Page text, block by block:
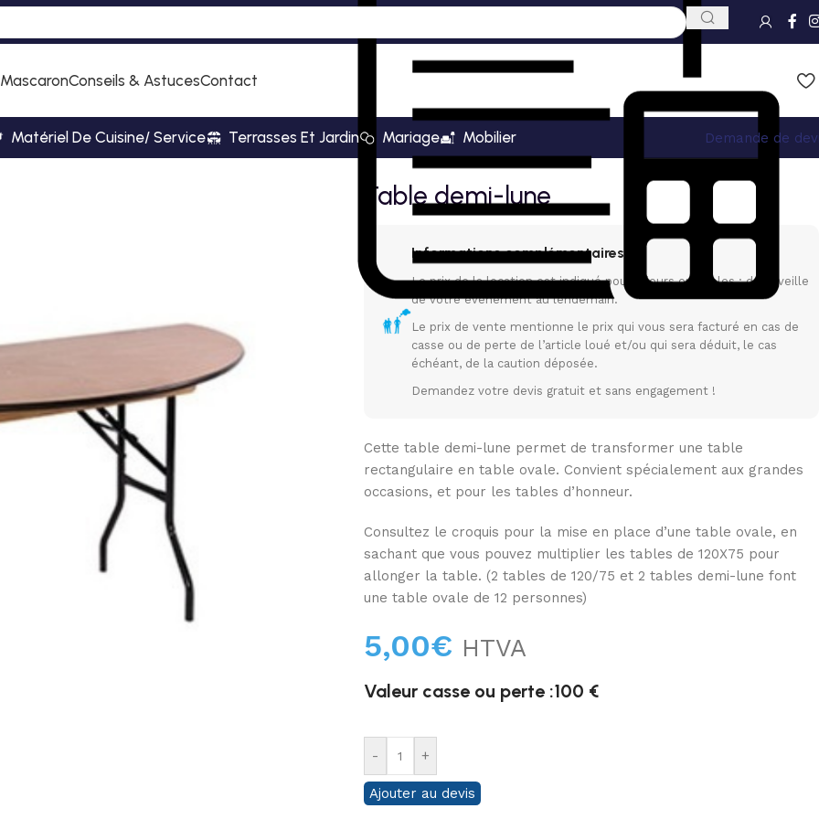
Conseils & AstucesContact
Matériel De Cuisine/ Service Terrasses Et Jardin Mariage Mobilier
Demande de
Table demi-lune
Informations complémentaires
Le prix de la location est indiqué pour 3 jours ouvrables : de la veille
de votre événement au lendemain.
Le prix de vente mentionne le prix qui vous sera facturé en cas de
casse ou de perte de l’article loué et/ou qui sera déduit, le cas
échéant, de la caution déposée.
Demandez votre devis gratuit et sans engagement !
Cette table demi-lune permet de transformer une table
rectangulaire en table ovale. Convient spécialement aux grandes
occasions, et pour les tables d’honneur.
Consultez le croquis pour la mise en place d’une table ovale, en
sachant que vous pouvez multiplier les tables de 120X75 pour
allonger la table. (2 tables de 120/75 et 2 tables demi-lune font
une table ovale de 12 personnes)
5,00€ HTVA
Valeur casse ou perte :100 €
- +
Ajouter au devis